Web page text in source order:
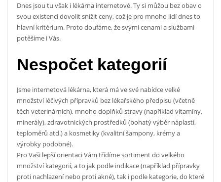
Dnes jsou tu však i lékárna internetové. Ty si můžou bez obav o
svou existenci dovolit snížit ceny, což je pro mnoho lidí dnes to
hlavní kritérium. Proto doufáme, že svými cenami a službami
potěšíme i Vás.
Nespočet kategorií
Jsme internetová lékárna, která má ve své nabídce velké
množství léčivých přípravků bez lékařského předpisu (včetně
těch veterinárních), mnoho doplňků stravy (například vitamíny,
minerály), zdravotnických prostředků (bohatý výběr náplastí,
teploměrů atd.) a kosmetiky (kvalitní šampony, krémy a
výrobky podobné).
Pro Vaši lepší orientaci Vám třídíme sortiment do velkého
množství kategorií, a to jak podle indikace (například přípravky
proti nachlazení nebo proti akné), tak i podle kategorie, do které